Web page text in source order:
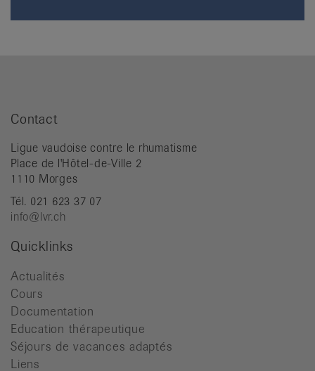
Contact
Ligue vaudoise contre le rhumatisme
Place de l'Hôtel-de-Ville 2
1110 Morges
Tél. 021 623 37 07
info@lvr.ch
Quicklinks
Actualités
Cours
Documentation
Education thérapeutique
Séjours de vacances adaptés
Liens